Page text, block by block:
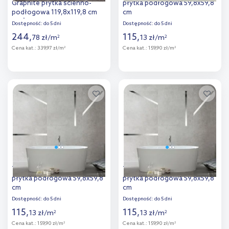
Graphite płytka ścienno-
podłogowa 119,8x119,8 cm
grafitowa
Dostępność: do 5 dni
244,78 zł/m2
Cena kat.: 339,97 zł/m2
płytka podłogowa 59,8x59,8
cm
Dostępność: do 5 dni
115,13 zł/m2
Cena kat.: 159,90 zł/m2
Tubądzin Aulla grey STR
płytka podłogowa 59,8x59,8
cm
Dostępność: do 5 dni
115,13 zł/m2
Cena kat.: 159,90 zł/m2
Tubądzin Aulla graphite STR
płytka podłogowa 59,8x59,8
cm
Dostępność: do 5 dni
115,13 zł/m2
Cena kat.: 159,90 zł/m2